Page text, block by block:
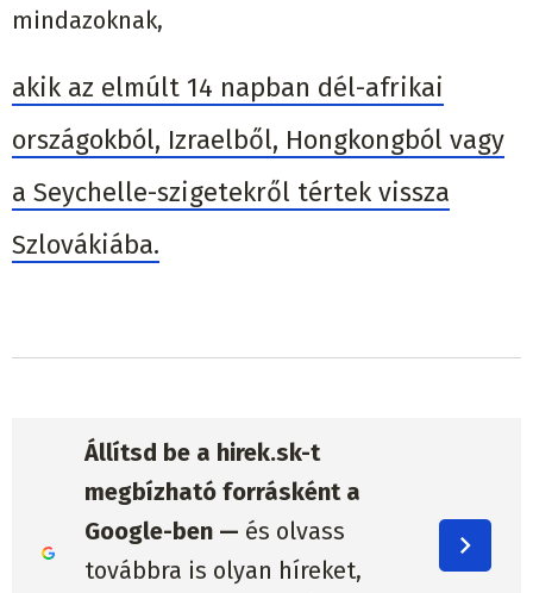
mindazoknak,
akik az elmúlt 14 napban dél-afrikai
országokból, Izraelből, Hongkongból vagy
a Seychelle-szigetekről tértek vissza
Szlovákiába.
Állítsd be a hirek.sk-t
megbízható forrásként a
Google-ben — és olvass
továbbra is olyan híreket,